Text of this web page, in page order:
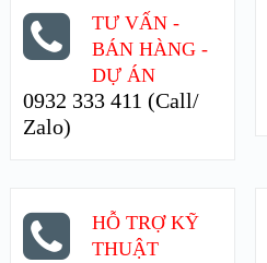
TƯ VẤN -
BÁN HÀNG -
DỰ ÁN
0932 333 411 (Call/
Zalo)
HỖ TRỢ KỸ
THUẬT